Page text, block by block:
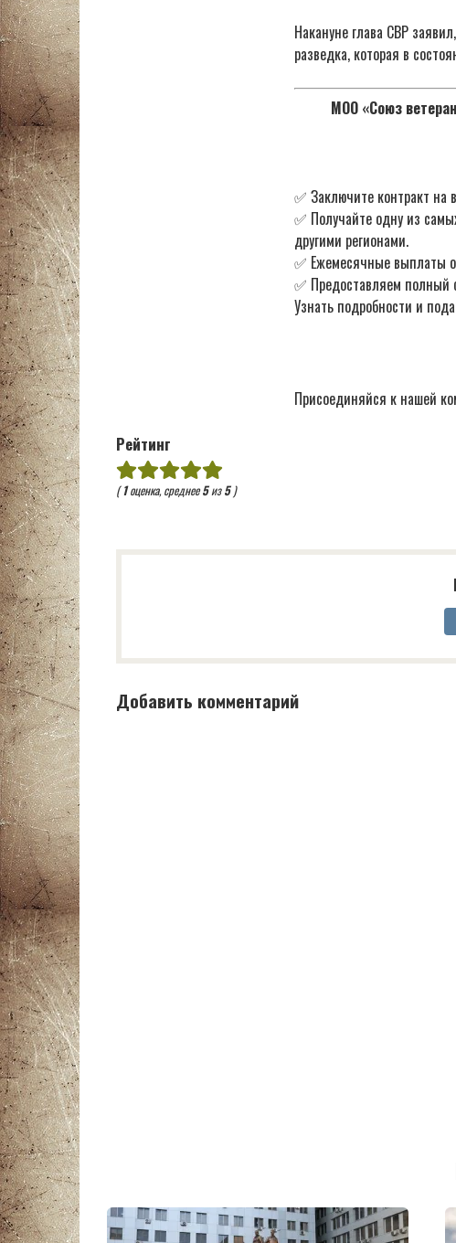
Накануне глава СВР
разведка, которая в
МОО «Союз
✅ Заключите контракт
✅ Получайте одну из
другими регионами.
✅ Ежемесячные выплаты
✅ Предоставляем полный
Узнать подробности и
Присоединяйся к нашей
Рейтинг
(1оценка, среднее5из5)
Добавить комментарий